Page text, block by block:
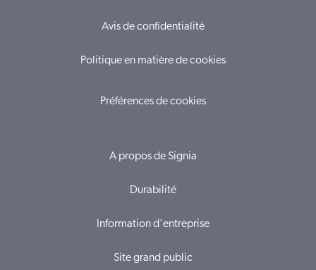
Avis de confidentialité
Politique en matière de cookies
Préférences de cookies
A propos de Signia
Durabilité
Information d'entreprise
Site grand public